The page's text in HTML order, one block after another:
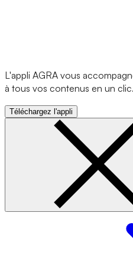
L'appli AGRA vous
à tous vos contenus en un clic.
Téléchargez l'appli